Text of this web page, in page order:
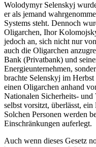
Wolodymyr Selenskyj
er als jemand
Systems steht. Dennoch
Oligarchen, Ihor
jedoch an, sich nicht nur
auch die Oligarchen
Bank (Privatbank) und
Energieunternehmen,
brachte Selen­skyj im
einen Oligarchen anhand
Nationalen Sicherheits- und
selbst vorsitzt, überlässt,
Solchen Per­sonen werden
Einschränkungen auferlegt.
Auch wenn dieses Gesetz